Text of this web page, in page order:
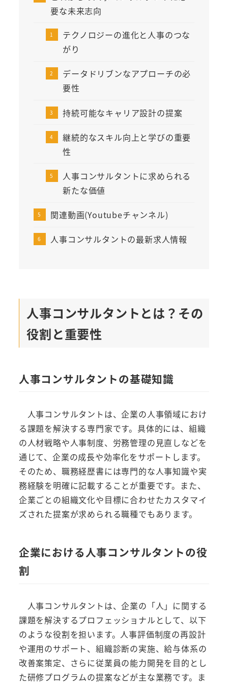
要な未来志向
テクノロジーの進化と人事のつな
がり
データドリブンなアプローチの必
要性
持続可能なキャリア設計の提案
継続的なスキル向上と学びの重要
性
人事コンサルタントに求められる
新たな価値
関連動画(Youtubeチャンネル)
人事コンサルタントの最新求人情報
人事コンサルタントとは？その
役割と重要性
人事コンサルタントの基礎知識
人事コンサルタントは、企業の人事領域におけ
る課題を解決する専門家です。具体的には、組織
の人材戦略や人事制度、労務管理の見直しなどを
通じて、企業の成長や効率化をサポートします。
そのため、職務経歴書には専門的な人事知識や実
務経験を明確に記載することが重要です。また、
企業ごとの組織文化や目標に合わせたカスタマイ
ズされた提案が求められる職種でもあります。
企業における人事コンサルタントの役
割
人事コンサルタントは、企業の「人」に関する
課題を解決するプロフェッショナルとして、以下
のような役割を担います。人事評価制度の再設計
や運用のサポート、組織診断の実施、給与体系の
改善案策定、さらに従業員の能力開発を目的とし
た研修プログラムの提案などが主な業務です。ま